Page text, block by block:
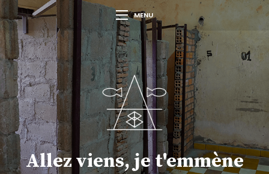
MENU
Allez viens, je t'emmène